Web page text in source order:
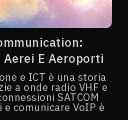
Aerei E Aeroporti
e ICT è una storia
a onde radio VHF e
SATCOM
e comunicare VoIP è